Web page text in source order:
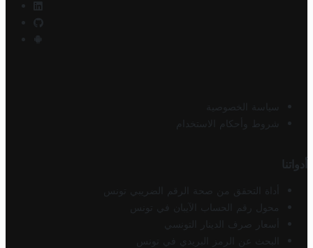
سياسة الخصوصية
شروط وأحكام الاستخدام
أدواتنا
أداة التحقق من صحة الرقم الضريبي تونس
محول رقم الحساب الآيبان في تونس
أسعار صرف الدينار التونسي
البحث عن الرمز البريدي في تونس